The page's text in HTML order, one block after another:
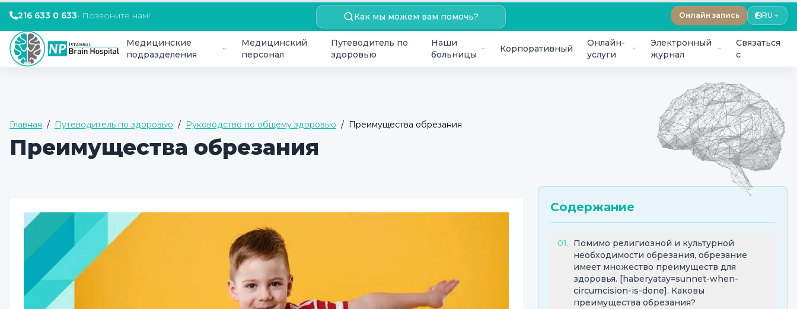
216 633 0 633• Позвоните нам! Как мы можем вам помочь? Онлайн запись RU
Медицинские
подразделения
Медицинский
персонал
Путеводитель по
здоровью
Наши
больницы
Корпоративный
Онлайн-
услуги
Электронный
журнал
Связаться
с
Главная / Путеводитель по здоровью / Руководство по общему здоровью / Преимущества обрезания
Преимущества обрезания
Содержание
01. Помимо религиозной и культурной
необходимости обрезания, обрезание
имеет множество преимуществ для
здоровья. [haberyatay=sunnet-when-
circumcision-is-done]. Каковы
преимущества обрезания?